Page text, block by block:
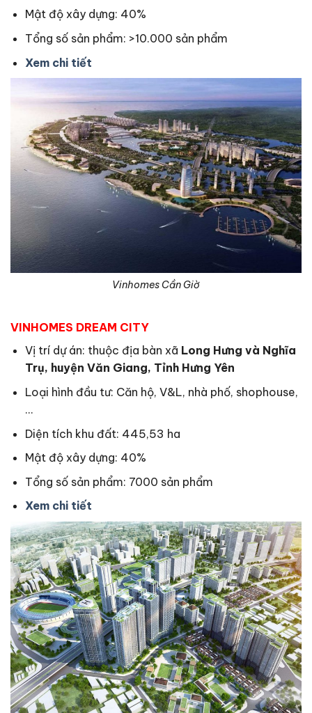
Mật độ xây dựng: 40%
Tổng số sản phẩm: >10.000 sản phẩm
Xem chi tiết
Vinhomes Cần Giờ
VINHOMES DREAM CITY
Vị trí dự án: thuộc địa bàn xã Long Hưng và Nghĩa
Trụ, huyện Văn Giang, Tỉnh Hưng Yên
Loại hình đầu tư: Căn hộ, V&L, nhà phố, shophouse,
…
Diện tích khu đất: 445,53 ha
Mật độ xây dựng: 40%
Tổng số sản phẩm: 7000 sản phẩm
Xem chi tiết